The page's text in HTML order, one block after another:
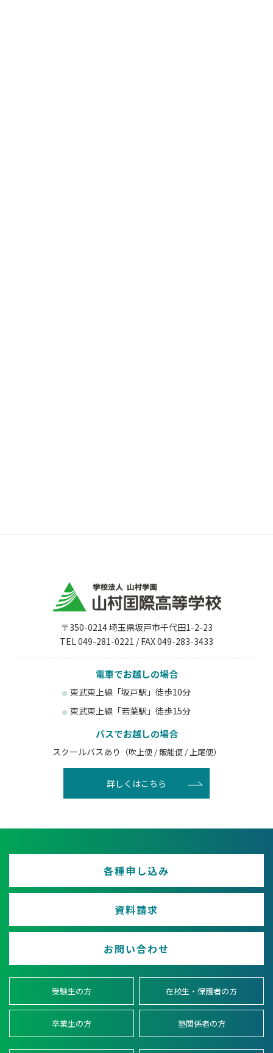
〒350-0214 埼玉県坂戸市千代田1-2-23
TEL 049-281-0221 / FAX 049-283-3433
電車でお越しの場合
東武東上線「坂戸駅」徒歩10分
東武東上線「若葉駅」徒歩15分
バスでお越しの場合
スクールバスあり （吹上便 / 飯能便 / 上尾便）
詳しくはこちら
各種申し込み
資料請求
お問い合わせ
受験生の方 在校生・保護者の方
卒業生の方 塾関係者の方